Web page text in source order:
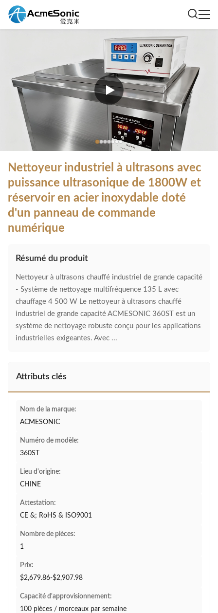
Nettoyeur industriel à ultrasons avec
puissance ultrasonique de 1800W et
réservoir en acier inoxydable doté
d'un panneau de commande
numérique
Résumé du produit
Nettoyeur à ultrasons chauffé industriel de grande capacité
- Système de nettoyage multifréquence 135 L avec
chauffage 4 500 W Le nettoyeur à ultrasons chauffé
industriel de grande capacité ACMESONIC 360ST est un
système de nettoyage robuste conçu pour les applications
industrielles exigeantes. Avec ...
Attributs clés
Nom de la marque:
ACMESONIC
Numéro de modèle:
360ST
Lieu d'origine:
CHINE
Attestation:
CE &; RoHS & ISO9001
Nombre de pièces:
1
Prix:
$2,679.86-$2,907.98
Capacité d'approvisionnement:
100 pièces / morceaux par semaine